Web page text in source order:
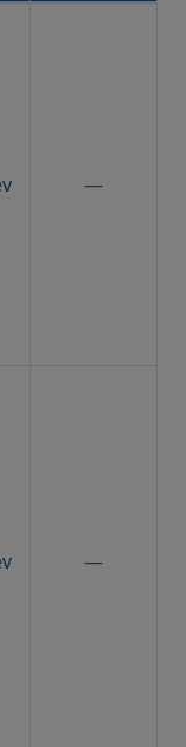
—
—